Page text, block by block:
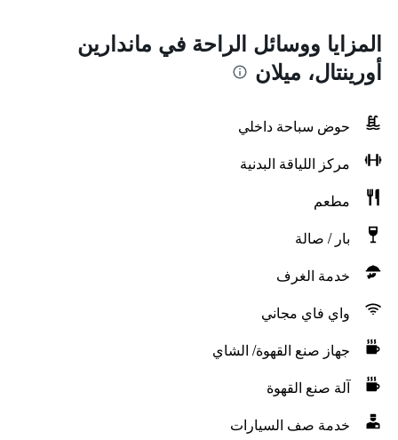
المزايا ووسائل الراحة في ماندارين
أورينتال، ميلان
حوض سباحة داخلي
مركز اللياقة البدنية
مطعم
بار / صالة
خدمة الغرف
واي فاي مجاني
جهاز صنع القهوة/ الشاي
آلة صنع القهوة
خدمة صف السيارات